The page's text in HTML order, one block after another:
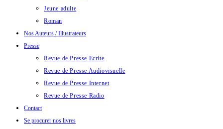
Jeune adulte
Roman
Nos Auteurs / Illustrateurs
Presse
Revue de Presse Ecrite
Revue de Presse Audiovisuelle
Revue de Presse Internet
Revue de Presse Radio
Contact
Se procurer nos livres